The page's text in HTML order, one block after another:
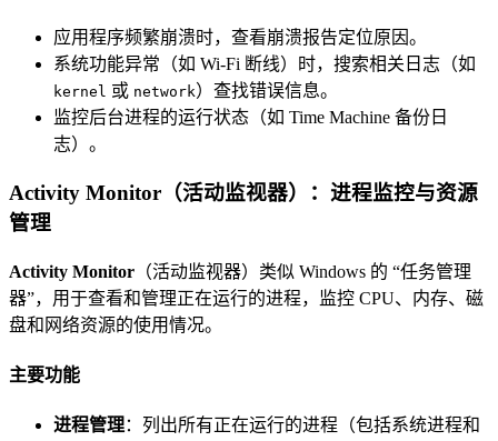
应用程序频繁崩溃时，查看崩溃报告定位原因。
系统功能异常（如 Wi-Fi 断线）时，搜索相关日志（如
kernel 或 network）查找错误信息。
监控后台进程的运行状态（如 Time Machine 备份日
志）。
Activity Monitor（活动监视器）：进程监控与资源
管理
Activity Monitor （活动监视器）类似 Windows 的 “任务管理
器”，用于查看和管理正在运行的进程，监控 CPU、内存、磁
盘和网络资源的使用情况。
主要功能
进程管理：列出所有正在运行的进程（包括系统进程和